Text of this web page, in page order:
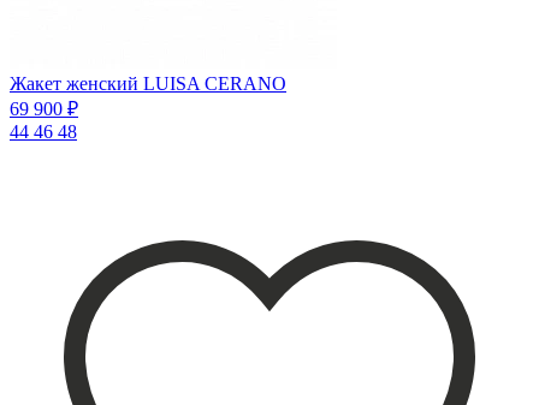
Жакет женский LUISA CERANO
69 900 ₽
44 46 48